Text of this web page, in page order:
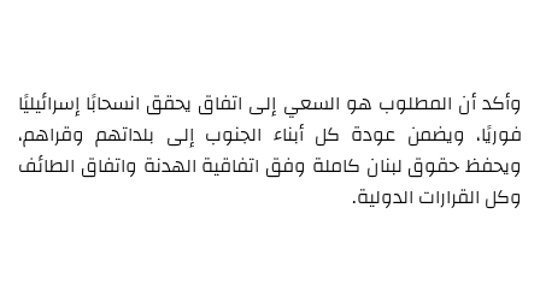
وأكد أن المطلوب هو السعي إلى اتفاق يحقق انسحابًا إسرائيليًا
فوريًا، ويضمن عودة كل أبناء الجنوب إلى بلداتهم وقراهم،
ويحفظ حقوق لبنان كاملة وفق اتفاقية الهدنة واتفاق الطائف
وكل القرارات الدولية.